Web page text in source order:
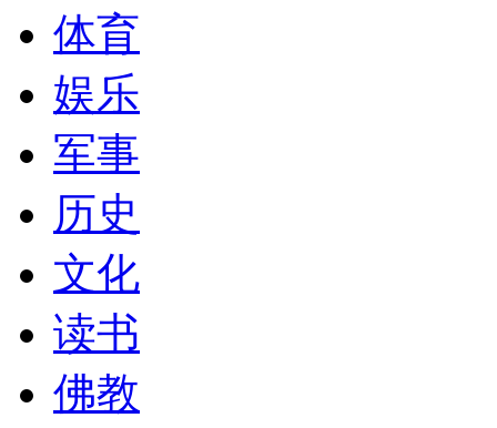
体育
娱乐
军事
历史
文化
读书
佛教